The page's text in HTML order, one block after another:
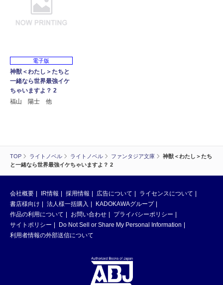
TOP ライトノベル ライトノベル ファンタジア文庫
神獣＜わたし＞たち
と一緒なら世界最強イケちゃいますよ？ 2
電子版
神獣＜わたし＞たちと
一緒なら世界最強イケ
ちゃいますよ？ 2
福山 陽士 他
会社概要 IR情報 採用情報 広告について
ライセンスについて
書店様向け
法人様一括購入
KADOKAWAグループ
作品の利用について
お問い合わせ
プライバシーポリシー
サイトポリシー
Do Not Sell or Share My Personal Information
利用者情報の外部送信について